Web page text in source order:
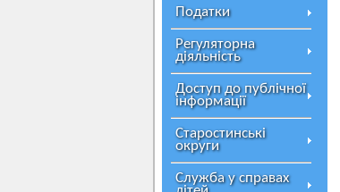
Податки
Регуляторна
діяльність
Доступ до публічної
інформації
Старостинські
округи
Служба у справах